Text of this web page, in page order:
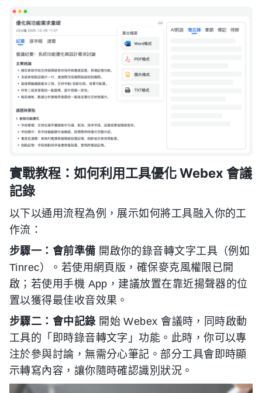
實戰教程：如何利用工具優化 Webex 會議
記錄
以下以通用流程為例，展示如何將工具融入你的工
作流：
步驟一：會前準備 開啟你的錄音轉文字工具（例如
Tinrec）。若使用網頁版，確保麥克風權限已開
啟；若使用手機 App，建議放置在靠近揚聲器的位
置以獲得最佳收音效果。
步驟二：會中記錄 開始 Webex 會議時，同時啟動
工具的「即時錄音轉文字」功能。此時，你可以專
注於參與討論，無需分心筆記。部分工具會即時顯
示轉寫內容，讓你隨時確認識別狀況。